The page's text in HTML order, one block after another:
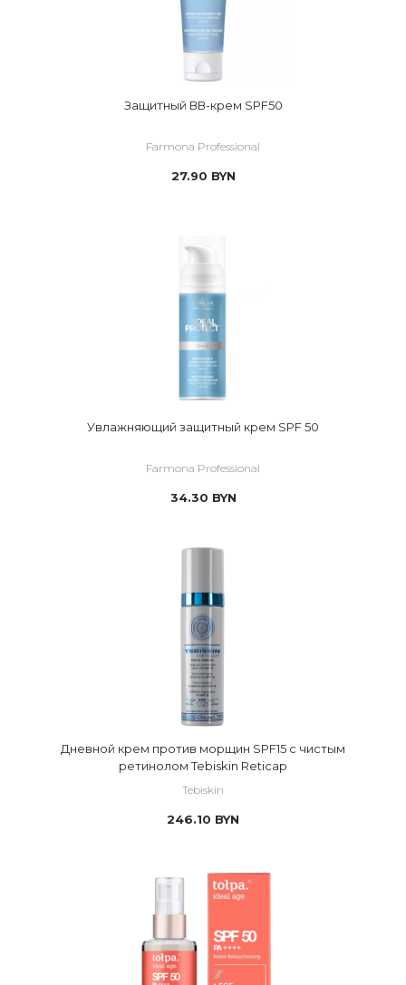
Защитный ВВ-крем SPF50
Farmona Professional
27.90 BYN
Увлажняющий защитный крем SPF 50
Farmona Professional
34.30 BYN
Дневной крем против морщин SPF15 с чистым
ретинолом Tebiskin Reticap
Tebiskin
246.10 BYN